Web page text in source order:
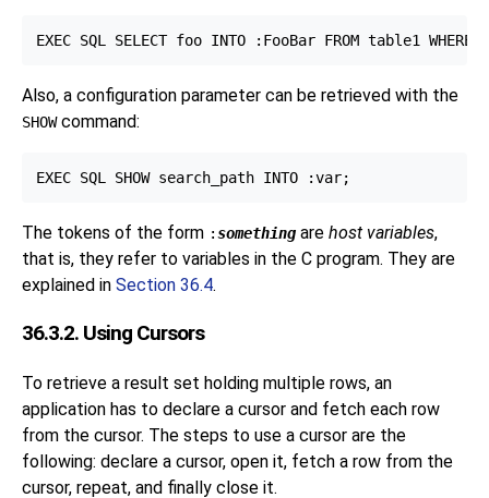
Also, a configuration parameter can be retrieved with the
SHOWcommand:
The tokens of the form :something are host variables,
that is, they refer to variables in the C program. They are
explained in Section 36.4.
36.3.2. Using Cursors
To retrieve a result set holding multiple rows, an
application has to declare a cursor and fetch each row
from the cursor. The steps to use a cursor are the
following: declare a cursor, open it, fetch a row from the
cursor, repeat, and finally close it.